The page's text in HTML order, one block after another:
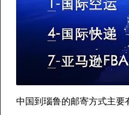
中国到瑙鲁的邮寄方式主要